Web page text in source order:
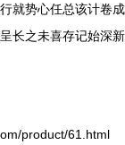
就势心任总该计卷成
长之未喜存记始深新
product/61.html